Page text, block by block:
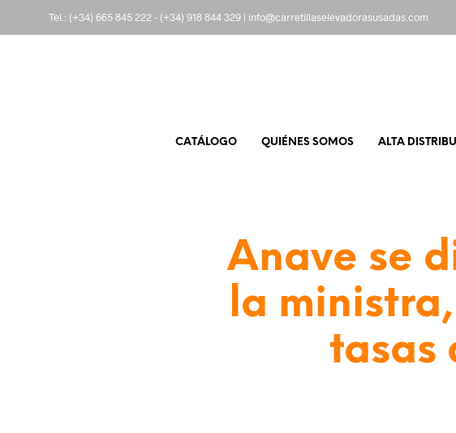
Tel.: (+34) 665 845 222- (+34) 918 844 329 | info@carretillaselevadorasusadas.com
CATÁLOGO QUIÉNES SOMOS ALTA
Anave se
la
tasas